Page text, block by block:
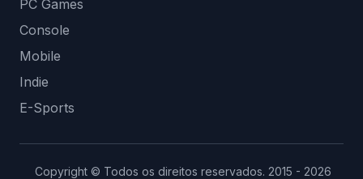
PC Games
Console
Mobile
Indie
E-Sports
Copyright © Todos os direitos reservados. 2015 - 2026